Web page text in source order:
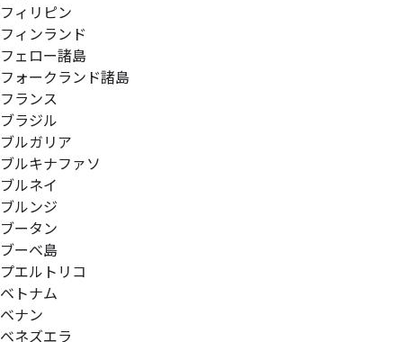
フィリピン
フィンランド
フェロー諸島
フォークランド諸島
フランス
ブラジル
ブルガリア
ブルキナファソ
ブルネイ
ブルンジ
ブータン
ブーベ島
プエルトリコ
ベトナム
ベナン
ベネズエラ